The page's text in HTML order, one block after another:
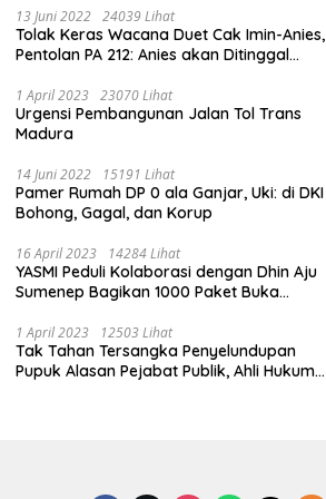
13 Juni 2022 24039 Lihat
Tolak Keras Wacana Duet Cak Imin-Anies,
Pentolan PA 212: Anies akan Ditinggal
1 April 2023 23070 Lihat
Urgensi Pembangunan Jalan Tol Trans
Madura
14 Juni 2022 15191 Lihat
Pamer Rumah DP 0 ala Ganjar, Uki: di DKI
Bohong, Gagal, dan Korup
16 April 2023 14284 Lihat
YASMI Peduli Kolaborasi dengan Dhin Aju
Sumenep Bagikan 1000 Paket Buka
1 April 2023 12503 Lihat
Tak Tahan Tersangka Penyelundupan
Pupuk Alasan Pejabat Publik, Ahli Hukum